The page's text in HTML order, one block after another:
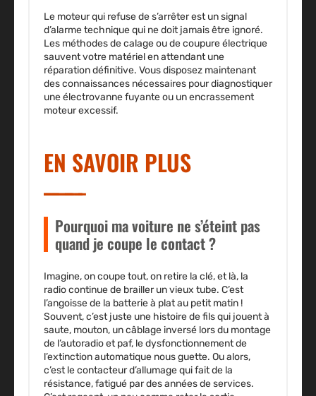
Le moteur qui refuse de s’arrêter est un signal
d’alarme technique qui ne doit jamais être ignoré.
Les méthodes de calage ou de coupure électrique
sauvent votre matériel en attendant une
réparation définitive. Vous disposez maintenant
des connaissances nécessaires pour diagnostiquer
une électrovanne fuyante ou un encrassement
moteur excessif.
EN SAVOIR PLUS
Pourquoi ma voiture ne s’éteint pas
quand je coupe le contact ?
Imagine, on coupe tout, on retire la clé, et là, la
radio continue de brailler un vieux tube. C’est
l’angoisse de la batterie à plat au petit matin !
Souvent, c’est juste une histoire de fils qui jouent à
saute, mouton, un câblage inversé lors du montage
de l’autoradio et paf, le dysfonctionnement de
l’extinction automatique nous guette. Ou alors,
c’est le contacteur d’allumage qui fait de la
résistance, fatigué par des années de services.